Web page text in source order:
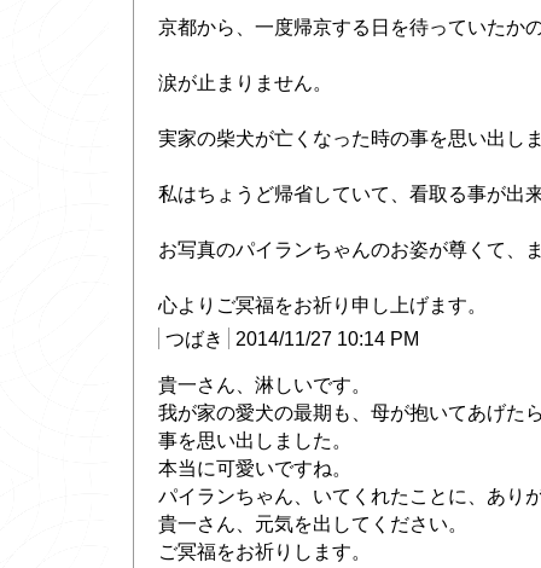
京都から、一度帰京する日を待っていたか
涙が止まりません。
実家の柴犬が亡くなった時の事を思い出し
私はちょうど帰省していて、看取る事が出
お写真のパイランちゃんのお姿が尊くて、
心よりご冥福をお祈り申し上げます。
つばき
2014/11/27 10:14 PM
貴一さん、淋しいです。
我が家の愛犬の最期も、母が抱いてあげた
事を思い出しました。
本当に可愛いですね。
パイランちゃん、いてくれたことに、あり
貴一さん、元気を出してください。
ご冥福をお祈りします。